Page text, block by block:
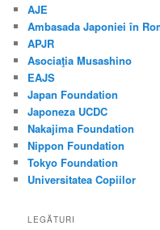
AJE
Ambasada Japoniei în
APJR
Asociaţia Musashino
EAJS
Japan Foundation
Japoneza UCDC
Nakajima Foundation
Nippon Foundation
Tokyo Foundation
Universitatea Copiilor
LEGĂTURI